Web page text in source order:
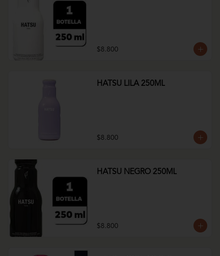
$8.800
HATSU LILA 250ML
$8.800
HATSU NEGRO 250ML
$8.800